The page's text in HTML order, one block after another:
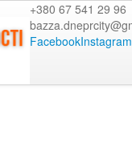
+380 67 541 29 96
FacebookInstagram